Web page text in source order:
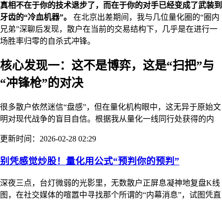
真相不在于你的技术退步了，而在于你的对手已经变成了武装到
牙齿的“冷血机器”。
在北京出差期间，我与几位量化圈的“圈内
兄弟”深聊后发现，散户在当前的交易结构下，几乎是在进行一
场胜率归零的自杀式冲锋。
核心发现一：这不是博弈，这是“扫把”与
“冲锋枪”的对决
很多散户依然迷信“盘感”，但在量化机构眼中，这无异于原始文
明对现代战争的盲目自信。根据我从量化一线同行处获得的内
更新时间：2026-02-28 02:29
别凭感觉炒股！量化用公式“预判你的预判”
深夜三点，台灯微弱的光影里，无数散户正屏息凝神地复盘K线
图，在社交媒体的喧嚣中寻找那个所谓的“内幕消息”，试图凭直